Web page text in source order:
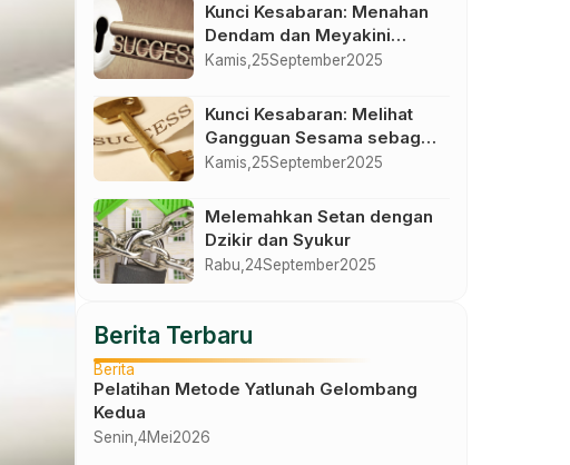
Kunci Kesabaran: Menahan
Dendam dan Meyakini
Pertolongan Allah
Kamis, 25September2025
Kunci Kesabaran: Melihat
Gangguan Sesama sebagai
Jalan Menuju Kemuliaan
Kamis, 25September2025
Melemahkan Setan dengan
Dzikir dan Syukur
Rabu, 24September2025
Berita Terbaru
Berita
Pelatihan Metode Yatlunah Gelombang
Kedua
Senin, 4Mei2026